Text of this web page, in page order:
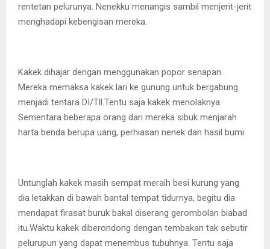
rentetan pelurunya. Nenekku menangis sambil menjerit-jerit
menghadapi kebengisan mereka.
Kakek dihajar dengan menggunakan popor senapan.
Mereka memaksa kakek lari ke gunung untuk bergabung
menjadi tentara DI/Tll.Tentu saja kakek menolaknya.
Sementara beberapa orang dari mereka sibuk menjarah
harta benda berupa uang, perhiasan nenek dan hasil bumi.
Untunglah kakek masih sempat meraih besi kurung yang
dia letakkan di bawah bantal tempat tidurnya, begitu dia
mendapat firasat buruk bakal diserang gerombolan biabad
itu.Waktu kakek diberondong dengan tembakan tak sebutir
pelurupun yang dapat menembus tubuhnya. Tentu saja